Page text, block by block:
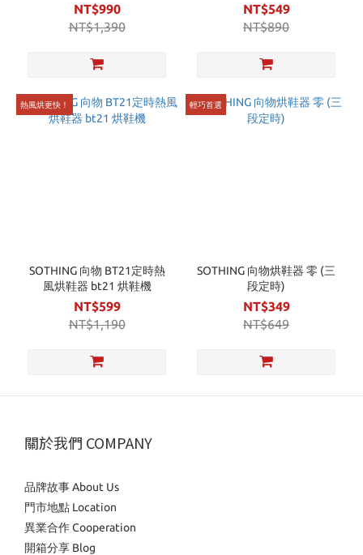
摺疊烘鞋機
NT$990
NT$1,390
NT$549
NT$890
熱風烘更快！
SOTHING 向物 BT21定時熱
風烘鞋器 bt21 烘鞋機
NT$599
NT$1,190
輕巧首選
SOTHING 向物烘鞋器 零 (三
段定時)
NT$349
NT$649
關於我們 COMPANY
品牌故事 About Us
門市地點 Location
異業合作 Cooperation
開箱分享 Blog